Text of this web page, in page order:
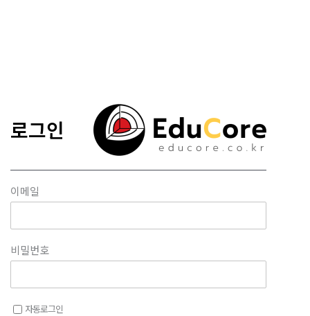
로그인
이메일
비밀번호
자동로그인